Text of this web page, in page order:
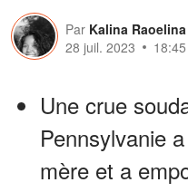
Par Kalina Raoelina
28 juil. 2023
18:45
Une crue
Pennsylvanie
mère et a